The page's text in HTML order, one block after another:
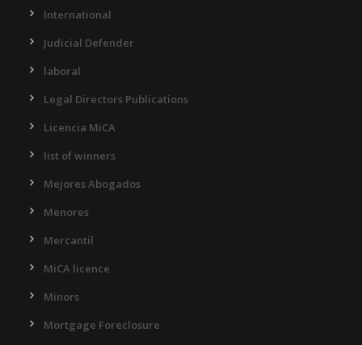
International
Judicial Defender
laboral
Legal Directors Publications
Licencia MiCA
list of winners
Mejores Abogados
Menores
Mercantil
MiCA licence
Minors
Mortgage Foreclosure